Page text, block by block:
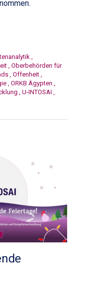
,
, Oberbehörden für
, Offenheit ,
, ORKB Ägypten ,
, U-INTOSAI ,